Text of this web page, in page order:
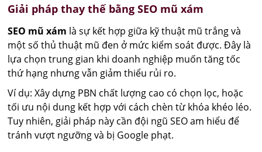
Giải pháp thay thế bằng SEO mũ xám
SEO mũ xám là sự kết hợp giữa kỹ thuật mũ trắng và
một số thủ thuật mũ đen ở mức kiểm soát được. Đây là
lựa chọn trung gian khi doanh nghiệp muốn tăng tốc
thứ hạng nhưng vẫn giảm thiểu rủi ro.
Ví dụ: Xây dựng PBN chất lượng cao có chọn lọc, hoặc
tối ưu nội dung kết hợp với cách chèn từ khóa khéo léo.
Tuy nhiên, giải pháp này cần đội ngũ SEO am hiểu để
tránh vượt ngưỡng và bị Google phạt.